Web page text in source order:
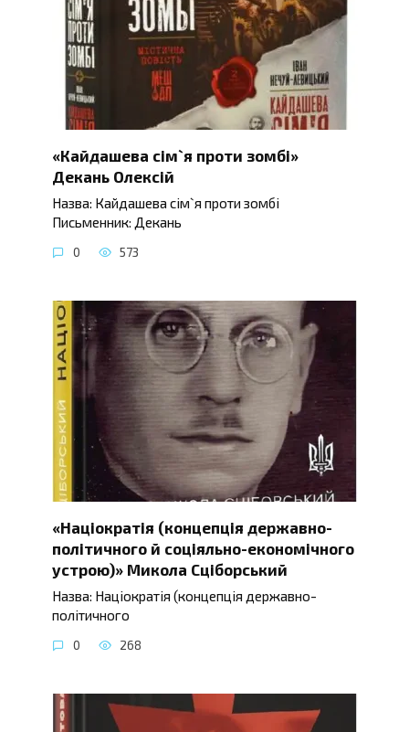
«Кайдашева сім`я проти зомбі»
Декань Олексій
Назва: Кайдашева сім`я проти зомбі
Письменник: Декань
0 573
«Націократія (концепція державно-
політичного й соціяльно-економічного
устрою)» Микола Сціборський
Назва: Націократія (концепція державно-
політичного
0 268